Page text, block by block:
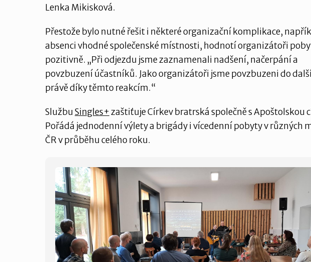
Lenka Mikisková.
Přestože bylo nutné řešit i některé organizační komplikace,
absenci vhodné společenské místnosti, hodnotí organizátoři
pozitivně. „Při odjezdu jsme zaznamenali nadšení, načerpání a
povzbuzení účastníků. Jako organizátoři jsme povzbuzeni do
právě díky těmto reakcím.“
SlužbuSingles+zaštiťuje Církev bratrská společně s Apoštolskou
Pořádá jednodenní výlety a brigády i vícedenní pobyty v různých
ČR v průběhu celého roku.